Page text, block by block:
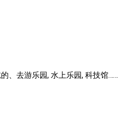
、去游乐园, 水上乐园, 科技馆……